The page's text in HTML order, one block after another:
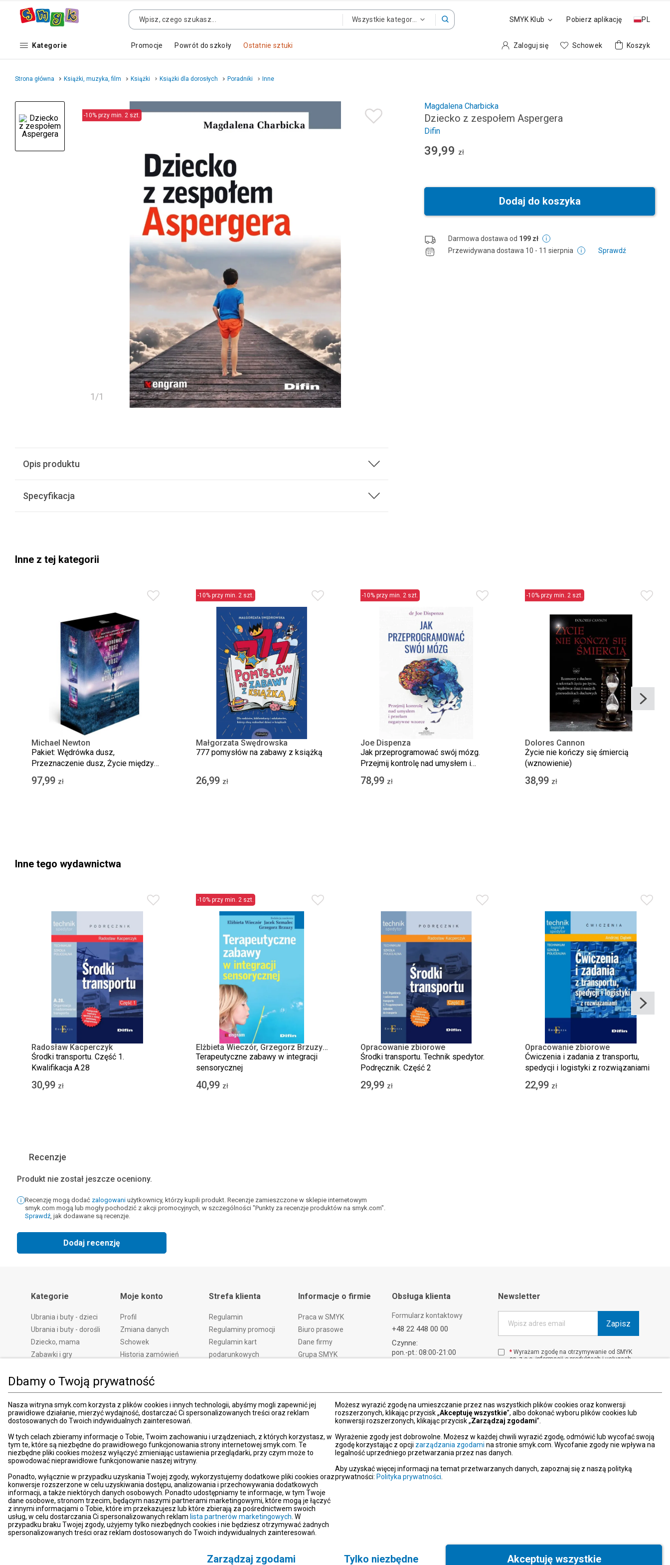
SMYK Klub Pobierz aplikację PL
Kategorie Promocje Powrót do szkoły Ostatnie sztuki
Dbamy o Twoją prywatność
Nasza witryna smyk.com korzysta z plików cookies i innych technologii, abyśmy mogli zapewnić jej
prawidłowe działanie, mierzyć wydajność, dostarczać Ci spersonalizowanych treści oraz reklam
dostosowanych do Twoich indywidualnych zainteresowań.
W tych celach zbieramy informacje o Tobie, Twoim zachowaniu i urządzeniach, z których korzystasz, w
tym te, które są niezbędne do prawidłowego funkcjonowania strony internetowej smyk.com. Te
niezbędne pliki cookies możesz wyłączyć zmieniając ustawienia przeglądarki, przy czym może to
spowodować nieprawidłowe funkcjonowanie naszej witryny.
Ponadto, wyłącznie w przypadku uzyskania Twojej zgody, wykorzystujemy dodatkowe pliki cookies oraz
konwersje rozszerzone w celu uzyskiwania dostępu, analizowania i przechowywania dodatkowych
informacji, a także niektórych danych osobowych. Ponadto udostępniamy te informacje, w tym Twoje
dane osobowe, stronom trzecim, będącym naszymi partnerami marketingowymi, które mogą je łączyć
z innymi informacjami o Tobie, które im przekazujesz lub które zbierają za pośrednictwem swoich
usług, w celu dostarczania Ci spersonalizowanych reklam lista partnerów marketingowych . W
przypadku braku Twojej zgody, użyjemy tylko niezbędnych cookies i nie będziesz otrzymywać żadnych
spersonalizowanych treści oraz reklam dostosowanych do Twoich indywidualnych zainteresowań.
Możesz wyrazić zgodę na umieszczanie przez nas wszystkich plików cookies oraz konwersji
rozszerzonych, klikając przycisk „Akceptuję wszystkie”, albo dokonać wyboru plików cookies lub
konwersji rozszerzonych, klikając przycisk „Zarządzaj zgodami”.
Wyrażenie zgody jest dobrowolne. Możesz w każdej chwili wyrazić zgodę, odmówić lub wycofać swoją
zgodę korzystając z opcji zarządzania zgodami na stronie smyk.com. Wycofanie zgody nie wpływa na
legalność uprzedniego przetwarzania przez nas danych.
Aby uzyskać więcej informacji na temat przetwarzanych danych, zapoznaj się z naszą polityką
prywatności: Polityka prywatności
Zarządzaj zgodami Tylko niezbędne Akceptuję wszystkie
Zaloguj się Schowek Koszyk
Strona główna Książki, muzyka, film Książki Książki dla dorosłych Poradniki Inne
-10% przy min. 2 szt.
1/1
Opis produktu
Specyfikacja
Magdalena Charbicka
Dziecko z zespołem Aspergera
Difin
39,99 zł
Dodaj do koszyka
Darmowa dostawa od 199 zł
Przewidywana dostawa 10 - 11 sierpnia Sprawdź
Inne z tej kategorii
Michael Newton
Pakiet: Wędrówka dusz,
Przeznaczenie dusz, Życie między
wcieleniami
97,99 zł
-10% przy min. 2 szt.
Małgorzata Swędrowska
777 pomysłów na zabawy z książką
26,99 zł
-10% przy min. 2 szt.
Joe Dispenza
Jak przeprogramować swój mózg.
Przejmij kontrolę nad umysłem i
przełam negatywne wzorce
78,99 zł
-10% przy min. 2 szt.
Dolores Cannon
Życie nie kończy się śmiercią
(wznowienie)
38,99 zł
Inne tego wydawnictwa
Radosław Kacperczyk
Środki transportu. Część 1.
Kwalifikacja A.28
30,99 zł
-10% przy min. 2 szt.
Elżbieta Wieczór, Grzegorz Brzuzy,
Jacek Szmalec
Terapeutyczne zabawy w integracji
sensorycznej
40,99 zł
Opracowanie zbiorowe
Środki transportu. Technik spedytor.
Podręcznik. Część 2
29,99 zł
Opracowanie zbiorowe
Ćwiczenia i zadania z transportu,
spedycji i logistyki z rozwiązaniami
22,99 zł
Recenzje
Produkt nie został jeszcze oceniony.
Recenzję mogą dodać zalogowani użytkownicy, którzy kupili produkt. Recenzje zamieszczone w sklepie internetowym
smyk.com mogą lub mogły pochodzić z akcji promocyjnych, w szczególności "Punkty za recenzje produktów na smyk.com".
Sprawdź, jak dodawane są recenzje.
Dodaj recenzję
Kategorie
Ubrania i buty - dzieci
Ubrania i buty - dorośli
Dziecko, mama
Zabawki i gry
Zdrowie i uroda
Dom i ogród
Promocje
Porady
Moje konto
Profil
Zmiana danych
Schowek
Historia zamówień
Polityka prywatności
Ustawienia prywatności
Śledzenie zamówień
Strefa klienta
Regulamin
Regulaminy promocji
Regulamin kart
podarunkowych
Reklamacje
Metody płatności
PayPo
Karty podarunkowe
Znajdź sklep SMYK
Newsletter
Komunikaty
Deklaracje zgodności
Pomoc
Kontakt
Informacje o firmie
Praca w SMYK
Biuro prasowe
Dane firmy
Grupa SMYK
Akt o usługach cyfrowych
Deklaracja dostępności
Obsługa klienta
Formularz kontaktowy
+48 22 448 00 00
Czynne:
pon.-pt.: 08:00-21:00
Newsletter
Wpisz adres email Zapisz
* Wyrażam zgodę na otrzymywanie od SMYK
sp. z o.o. informacji o produktach i usługach
W każdej chwili możesz z łatwością cofnąć
więcej